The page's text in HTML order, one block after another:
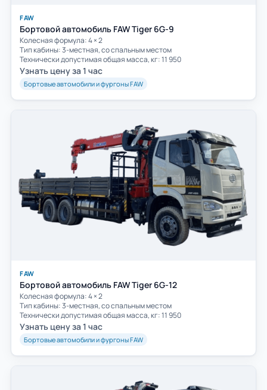
FAW
Бортовой автомобиль FAW Tiger 6G-9
Колесная формула: 4 × 2
Тип кабины: 3-местная, со спальным местом
Технически допустимая общая масса, кг: 11 950
Узнать цену за 1 час
Бортовые автомобили и фургоны FAW
FAW
Бортовой автомобиль FAW Tiger 6G-12
Колесная формула: 4 × 2
Тип кабины: 3-местная, со спальным местом
Технически допустимая общая масса, кг: 11 950
Узнать цену за 1 час
Бортовые автомобили и фургоны FAW